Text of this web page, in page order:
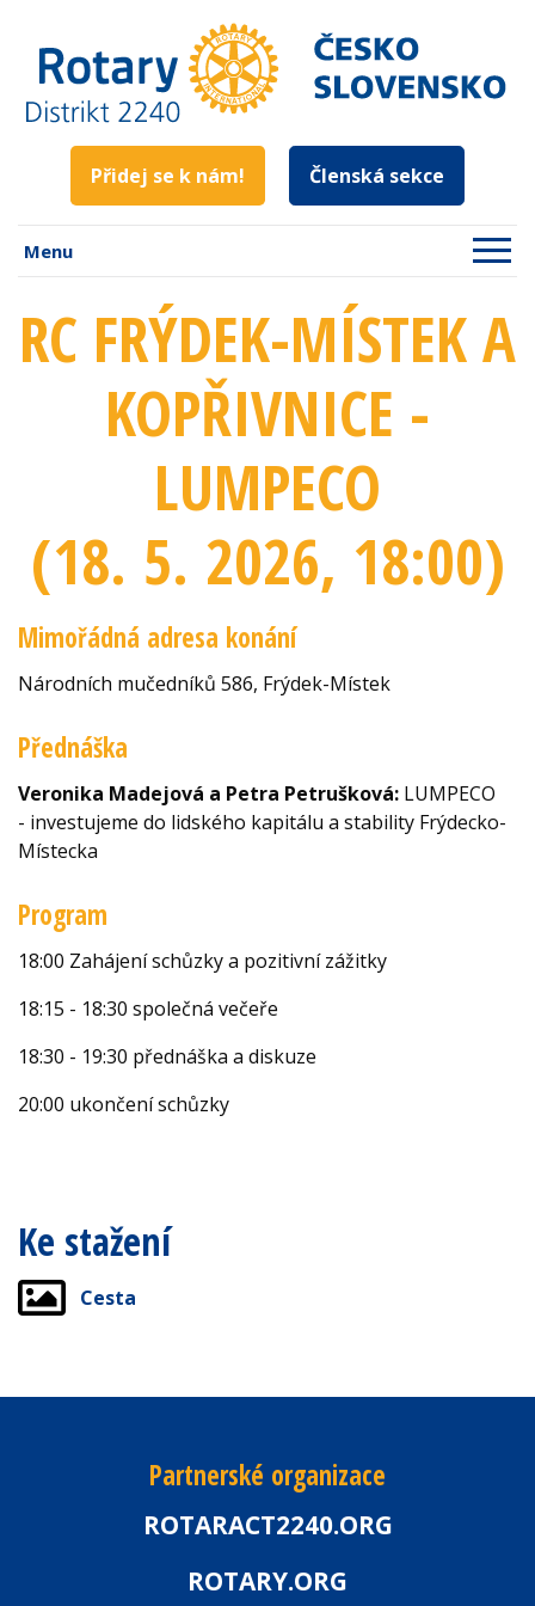
Přidej se k nám! Členská sekce
Menu
RC FRÝDEK-MÍSTEK A
KOPŘIVNICE -
LUMPECO
(18. 5. 2026, 18:00)
Mimořádná adresa konání
Národních mučedníků 586, Frýdek-Místek
Přednáška
Veronika Madejová a Petra Petrušková: LUMPECO
- investujeme do lidského kapitálu a stability Frýdecko-
Místecka
Program
18:00 Zahájení schůzky a pozitivní zážitky
18:15 - 18:30 společná večeře
18:30 - 19:30 přednáška a diskuze
20:00 ukončení schůzky
Ke stažení
Cesta
Partnerské organizace
ROTARACT2240.ORG
ROTARY.ORG